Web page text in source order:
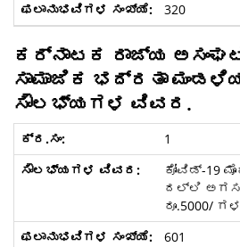
320
ಕರ್ನಾಟಕ ರಾಜ್ಯ
ಸಾಮಾಜಿಕ ಭದ್ರತಾ
ಸೌಲಭ್ಯಗಳ ವಿವರ.
1
ಕೋವಿಡ್-19
ದಲ್ಲಿ
ರೂ.5000/
601